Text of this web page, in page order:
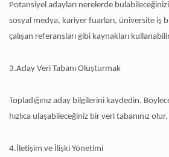
Potansiyel adayları nerelerde
sosyal medya, kariyer fuarları, üniversite iş
çalışan referansları gibi kaynakları
3.Aday Veri Tabanı Oluşturmak
Topladığınız aday bilgilerini kaydedin.
hızlıca ulaşabileceğiniz bir veri tabanınız olur.
4.İletişim ve İlişki Yönetimi